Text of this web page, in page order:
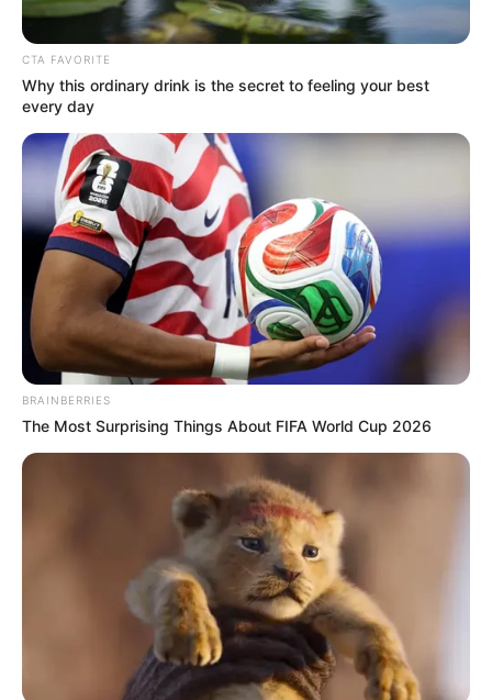
CTA FAVORITE
Why this ordinary drink is the secret to feeling your best
every day
BRAINBERRIES
The Most Surprising Things About FIFA World Cup 2026